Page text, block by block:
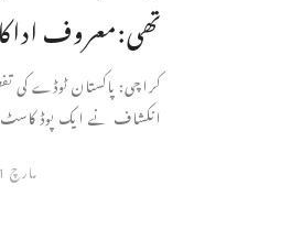
تھی:معروف
کراچی: پاکستان ٹوڈے کی
انکشاف نے ایک پوڈ کاسٹ
مارچ 11, 2024